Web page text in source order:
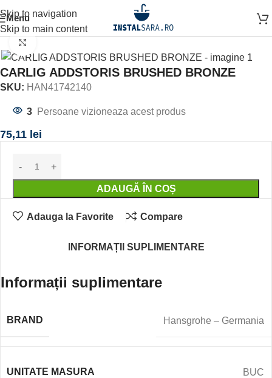
Skip to navigation
Skip to main content
Menu
Prima pagină ACCESORII BAIE ACCESORIU DE PERETE
CARLIG ADDSTORIS BRUSHED BRONZE
SKU: HAN41742140
3 Persoane vizioneaza acest produs
75,11 lei
ADAUGĂ ÎN COȘ
Adauga la Favorite Compare
INFORMAȚII SUPLIMENTARE
Informații suplimentare
BRAND Hansgrohe – Germania
UNITATE MASURA BUC